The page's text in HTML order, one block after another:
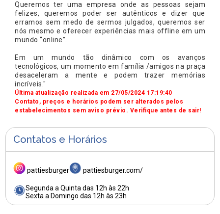
Queremos ter uma empresa onde as pessoas sejam
felizes, queremos poder ser autênticos e dizer que
erramos sem medo de sermos julgados, queremos ser
nós mesmo e oferecer experiências mais offline em um
mundo “online”.
Em um mundo tão dinâmico com os avanços
tecnológicos, um momento em família /amigos na praça
desaceleram a mente e podem trazer memórias
incríveis."
Última atualização realizada em 27/05/2024 17:19:40
Contato, preços e horários podem ser alterados pelos
estabelecimentos sem aviso prévio. Verifique antes de sair!
Contatos e Horários
pattiesburger pattiesburger.com/
Segunda a Quinta das 12h às 22h
Sexta a Domingo das 12h às 23h